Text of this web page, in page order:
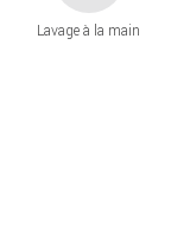
Lavage à la main